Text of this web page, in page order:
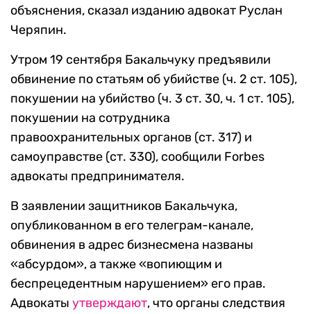
объяснения, сказал изданию адвокат Руслан
Черяпин.
Утром 19 сентября Бакальчуку предъявили
обвинение по статьям об убийстве (ч. 2 ст. 105),
покушении на убийство (ч. 3 ст. 30, ч. 1 ст. 105),
покушении на сотрудника
правоохранительных органов (ст. 317) и
самоуправстве (ст. 330), сообщили Forbes
адвокаты предпринимателя.
В заявлении защитников Бакальчука,
опубликованном в его телеграм-канале,
обвинения в адрес бизнесмена названы
«абсурдом», а также «вопиющим и
беспрецедентным нарушением» его прав.
Адвокаты утверждают, что органы следствия